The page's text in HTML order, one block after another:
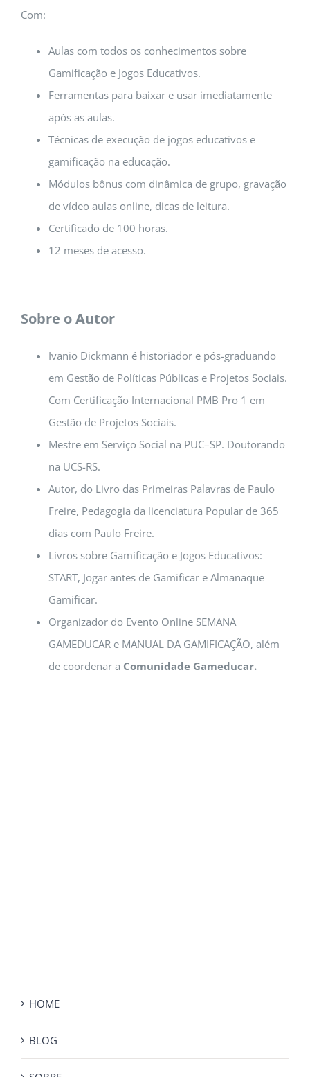
Com:
Aulas com todos os conhecimentos sobre
Gamificação e Jogos Educativos.
Ferramentas para baixar e usar imediatamente
após as aulas.
Técnicas de execução de jogos educativos e
gamificação na educação.
Módulos bônus com dinâmica de grupo, gravação
de vídeo aulas online, dicas de leitura.
Certificado de 100 horas.
12 meses de acesso.
Sobre o Autor
Ivanio Dickmann é historiador e pós-graduando
em Gestão de Políticas Públicas e Projetos Sociais.
Com Certificação Internacional PMB Pro 1 em
Gestão de Projetos Sociais.
Mestre em Serviço Social na PUC–SP. Doutorando
na UCS-RS.
Autor, do Livro das Primeiras Palavras de Paulo
Freire, Pedagogia da licenciatura Popular de 365
dias com Paulo Freire.
Livros sobre Gamificação e Jogos Educativos:
START, Jogar antes de Gamificar e Almanaque
Gamificar.
Organizador do Evento Online SEMANA
GAMEDUCAR e MANUAL DA GAMIFICAÇÃO, além
de coordenar a Comunidade Gameducar.
HOME
BLOG